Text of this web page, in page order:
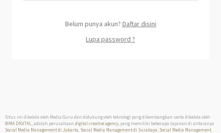
Belum punya akun? Daftar disini
Lupa password ?
Situs ini dikelola oleh Media Guru dan didukung oleh teknologi yang dikembangkan serta dikelola oleh
BIMA DIGITAL
, adalah perusahaan digital creative agency , yang memiliki beberapa layanan di antaranya
Social Media Management di Jakarta Social Media Management di Surabaya Social Media Management